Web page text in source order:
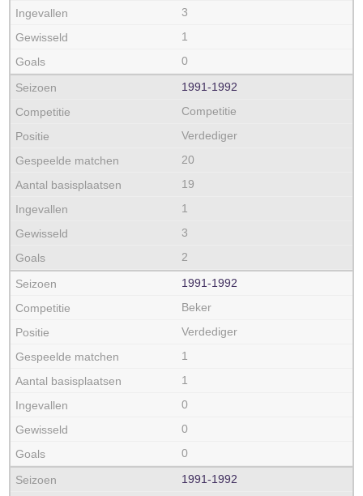
3
1
0
1991‑1992
Competitie
Verdediger
20
19
1
3
2
1991‑1992
Beker
Verdediger
1
1
0
0
0
1991‑1992